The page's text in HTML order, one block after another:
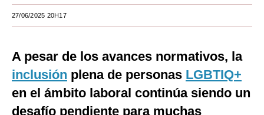
Internacional
Tecnología
27/06/2025 20H17
A pesar de los avances normativos, la
inclusión plena de personas LGBTIQ+
en el ámbito laboral continúa siendo un
desafío pendiente para muchas